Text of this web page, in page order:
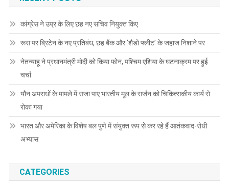
कांग्रेस ने उप्र के लिए छह नए सचिव नियुक्त किए
रूस पर ब्रिटेन के नए प्रतिबंध, छह बैंक और ‘शैडो फ्लीट’ के जहाज निशाने पर
नेतन्याहू ने प्रधानमंत्री मोदी को किया फोन, पश्चिम एशिया के घटनाक्रम पर हुई
चर्चा
यौन अपराधों के मामले में सजा पाए भारतीय मूल के सर्जन को चिकित्सकीय कार्य से
रोका गया
भारत और अमेरिका के विशेष बल पुणे में संयुक्त रूप से कर रहे हैं आतंकवाद-रोधी
अभ्यास
CATEGORIES